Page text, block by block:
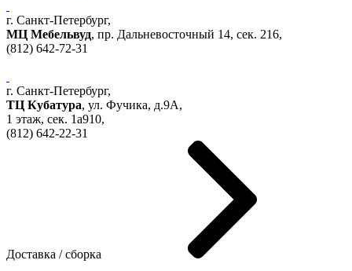
г. Санкт-Петербург,
МЦ Мебельвуд, пр. Дальневосточный 14, сек. 216,
(812) 642-72-31
г. Санкт-Петербург,
ТЦ Кубатура, ул. Фучика, д.9А,
1 этаж, сек. 1a910,
(812) 642-22-31
Доставка / сборка